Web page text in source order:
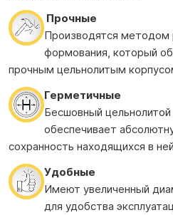
Прочные
Производятся методом
формования, который
прочным цельнолитым
Герметичные
Бесшовный
обеспечивает
сохранность находящихся в
Удобные
Имеют увеличенный
для удобства